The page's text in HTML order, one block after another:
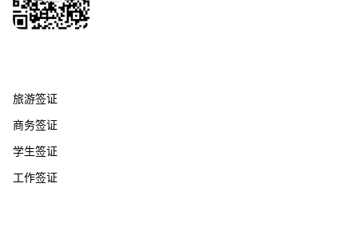
旅游签证
商务签证
学生签证
工作签证